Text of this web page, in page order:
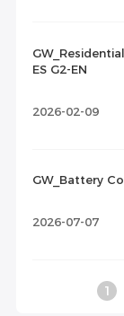
ES G2-EN
2026-02-09
GW_Battery
2026-07-07
1